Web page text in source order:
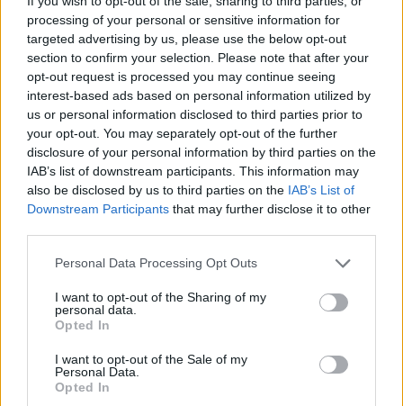
processing of your personal or sensitive information for
targeted advertising by us, please use the below opt-out
section to confirm your selection. Please note that after your
opt-out request is processed you may continue seeing
interest-based ads based on personal information utilized by
us or personal information disclosed to third parties prior to
your opt-out. You may separately opt-out of the further
disclosure of your personal information by third parties on the
IAB’s list of downstream participants. This information may
also be disclosed by us to third parties on the IAB’s List of
Downstream Participants that may further disclose it to other
Personal Data Processing Opt Outs
I want to opt-out of the Sharing of my
personal data.
Opted In
I want to opt-out of the Sale of my
Personal Data.
Opted In
07/08/2026 - 17:02 ΟΙΚΟΝΟΜΙΑ
Deloitte Ελλάδος: Χρηματοοικονομικός σύμβουλος
της ΔΕΗ για την είσοδο στην πολωνική αγορά
ενέργειας
07/08/2026 - 16:38 ΕΠΙΧΕΙΡΗΣΕΙΣ
Στρατηγική επένδυση του EFA GROUP στη Fractal
για την ανάπτυξη προηγμένων αμυντικών
τεχνολογιών
ΕΠΙΧΕΙΡΗΣΕΙΣ
Συνάλλαγμα: Το ευρώ ενισχύεται 0,08%, στα
Χρηματιστήριο: Στις 2.623,19 μονάδες ο Γενικός
Δείκτης Τιμών, με άνοδο 0,57%
07/08/2026 - 15:21 ΟΙΚΟΝΟΜΙΑ
Νέο κύμα καύσωνα στην Ευρώπη – Θερμοκρασίες